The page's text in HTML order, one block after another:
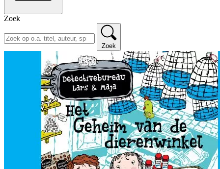
Zoek
Zoek